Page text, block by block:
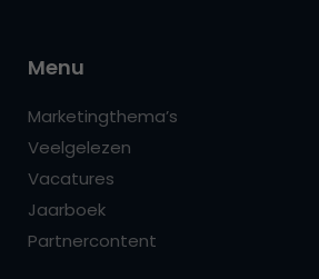
Menu
Marketingthema’s
Veelgelezen
Vacatures
Jaarboek
Partnercontent